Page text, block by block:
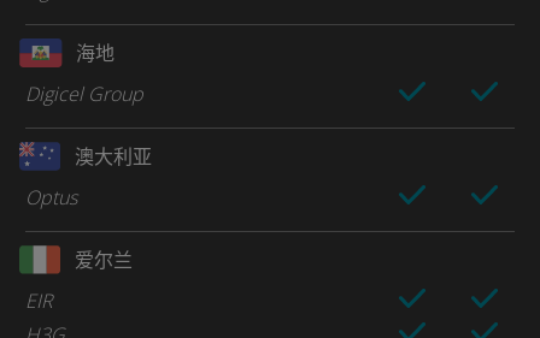
海地
Digicel Group
澳大利亚
Optus
爱尔兰
EIR